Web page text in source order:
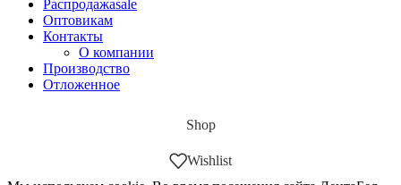
Распродажаsale
Оптовикам
Контакты
О компании
Производство
Отложенное
Shop
Wishlist